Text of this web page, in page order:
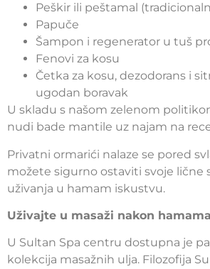
Peškir ili peštamal
Papuče
Šampon i regenerator u tuš
Fenovi za kosu
Četka za kosu, dezodorans i
ugodan boravak
U skladu s našom zelenom
nudi bade mantile uz najam na
Privatni ormarići nalaze se pored
možete sigurno ostaviti svoje lične
uživanja u hamam iskustvu.
Uživajte u masaži nakon hamama
U Sultan Spa centru dostupna je
kolekcija masažnih ulja. Filozofija